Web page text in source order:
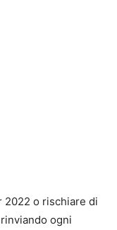
2022 o rischiare di
ogni